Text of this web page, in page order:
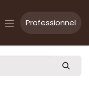
Professionnel